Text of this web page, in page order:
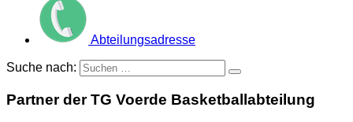
Abteilungsadresse
Suche nach:
Partner der TG Voerde Basketballabteilung